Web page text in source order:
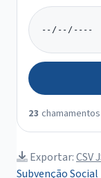
Data fim
23
Exportar:CSV
Subvenção Social